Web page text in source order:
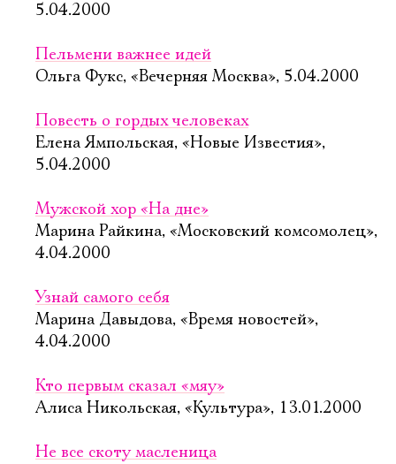
5.04.2000
Пельмени важнее идей
Ольга Фукс, «Вечерняя Москва», 5.04.2000
Повесть о гордых человеках
Елена Ямпольская, «Новые Известия»,
5.04.2000
Мужской хор «На дне»
Марина Райкина, «Московский комсомолец»,
4.04.2000
Узнай самого себя
Марина Давыдова, «Время новостей»,
4.04.2000
Кто первым сказал «мяу»
Алиса Никольская, «Культура», 13.01.2000
Не все скоту масленица